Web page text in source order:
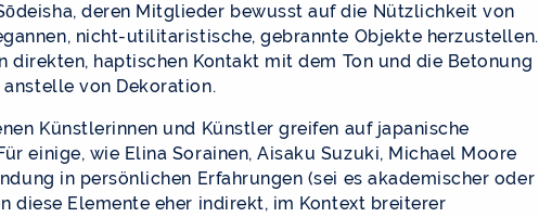
deren Mitglieder bewusst auf die Nützlichkeit von
nicht-utilitaristische, gebrannte Objekte herzustellen.
direkten, haptischen Kontakt mit dem Ton und die Betonung
von Dekoration.
Künstlerinnen und Künstler greifen auf japanische
einige, wie Elina Sorainen, Aisaku Suzuki, Michael Moore
in persönlichen Erfahrungen (sei es akademischer oder
diese Elemente eher indirekt, im Kontext breiterer